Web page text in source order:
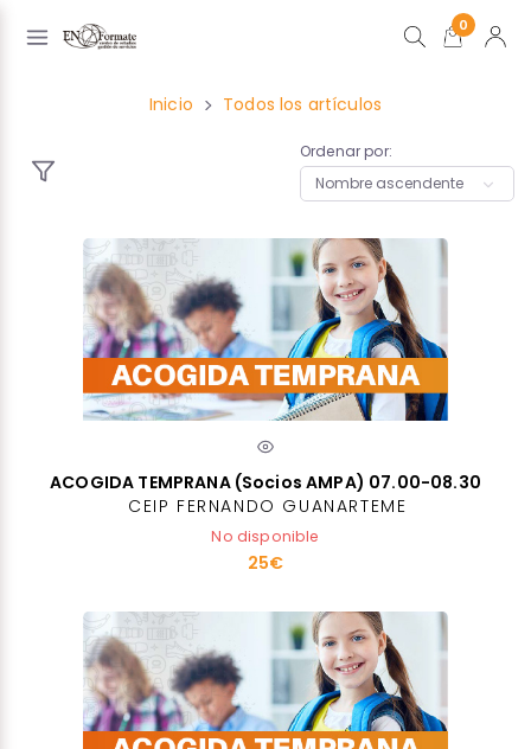
0
Inicio Todos los artículos
Ordenar por:
ACOGIDA TEMPRANA (Socios AMPA) 07.00-08.30
CEIP FERNANDO GUANARTEME
No disponible
25€